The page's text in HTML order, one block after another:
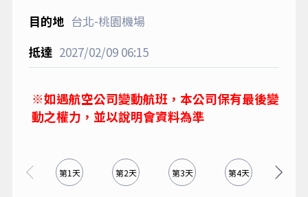
台北-桃園機場
2027/02/0906:15
※如遇航空公司變動航班，本公司保有最後變
動之權力，並以說明會資料為準
第1天 第2天 第3天 第4天